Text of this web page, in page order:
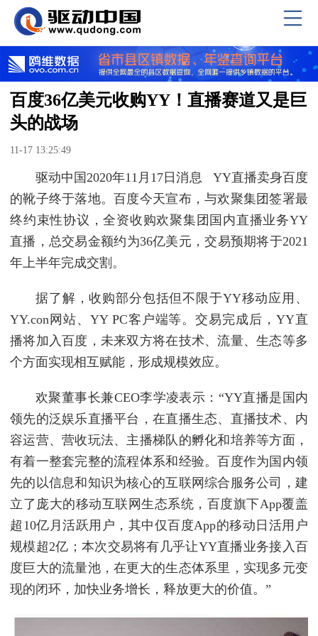
百度36亿美元收购YY！直播赛道又是巨
头的战场
11-17 13:25:49
驱动中国2020年11月17日消息 YY直播卖身百度
的靴子终于落地。百度今天宣布，与欢聚集团签署最
终约束性协议，全资收购欢聚集团国内直播业务YY
直播，总交易金额约为36亿美元，交易预期将于2021
年上半年完成交割。
据了解，收购部分包括但不限于YY移动应用、
YY.con网站、YY PC客户端等。交易完成后，YY直
播将加入百度，未来双方将在技术、流量、生态等多
个方面实现相互赋能，形成规模效应。
欢聚董事长兼CEO李学凌表示：“YY直播是国内
领先的泛娱乐直播平台，在直播生态、直播技术、内
容运营、营收玩法、主播梯队的孵化和培养等方面，
有着一整套完整的流程体系和经验。百度作为国内领
先的以信息和知识为核心的互联网综合服务公司，建
立了庞大的移动互联网生态系统，百度旗下App覆盖
超10亿月活跃用户，其中仅百度App的移动日活用户
规模超2亿；本次交易将有几乎让YY直播业务接入百
度巨大的流量池，在更大的生态体系里，实现多元变
现的闭环，加快业务增长，释放更大的价值。”